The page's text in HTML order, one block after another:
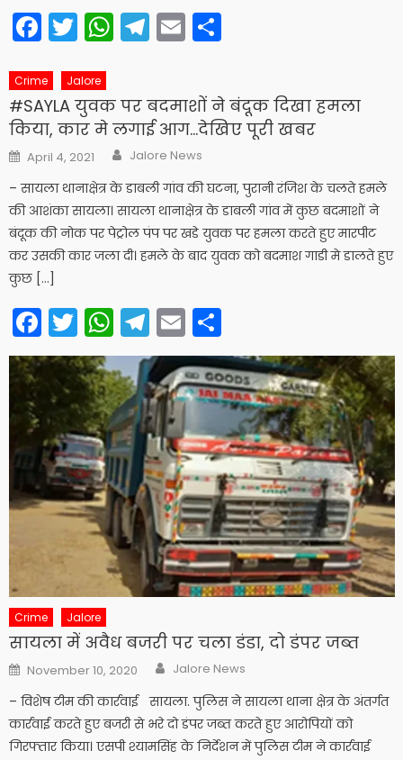
Facebook
Twitter
WhatsApp
Telegram
Email
Crime Jalore
#SAYLA युवक पर बदमाशों ने बंदूक दिखा हमला
किया, कार मे लगाई आग…देखिए पूरी खबर
Posted
on
April 4, 2021 Author
Jalore News
– सायला थानाक्षेत्र के डाबली गांव की घटना, पुरानी रंजिश के चलते हमले
की आशंका सायला। सायला थानाक्षेत्र के डाबली गांव में कुछ बदमाशों ने
बंदूक की नोक पर पेट्रोल पंप पर खडे युवक पर हमला करते हुए मारपीट
कर उसकी कार जला दी। हमले के बाद युवक को बदमाश गाडी मे डालते हुए
कुछ […]
Facebook
Twitter
WhatsApp
Telegram
Email
Crime Jalore
सायला में अवैध बजरी पर चला डंडा, दो डंपर जब्त
Posted
on
November 10, 2020 Author
Jalore News
– विशेष टीम की कार्रवाई सायला. पुलिस ने सायला थाना क्षेत्र के अंतर्गत
कार्रवाई करते हुए बजरी से भरे दो डंपर जब्त करते हुए आरोपियों को
गिरफ्तार किया। एसपी श्यामसिंह के निर्देशन में पुलिस टीम ने कार्रवाई